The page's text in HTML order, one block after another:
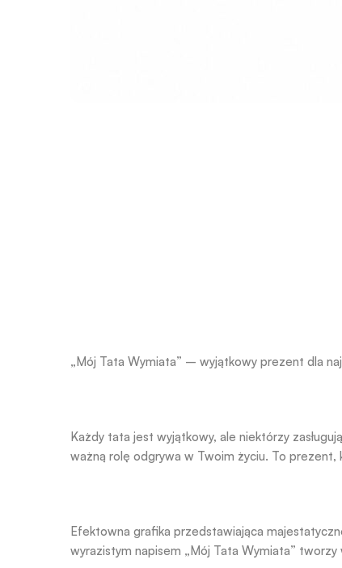
„Mój Tata Wymiata” – wyjątkowy prezent dla
Każdy tata jest wyjątkowy, ale niektórzy
ważną rolę odgrywa w Twoim życiu. To prezent,
Efektowna grafika przedstawiająca
wyrazistym napisem „Mój Tata Wymiata”